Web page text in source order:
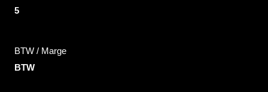
5
BTW / Marge
BTW